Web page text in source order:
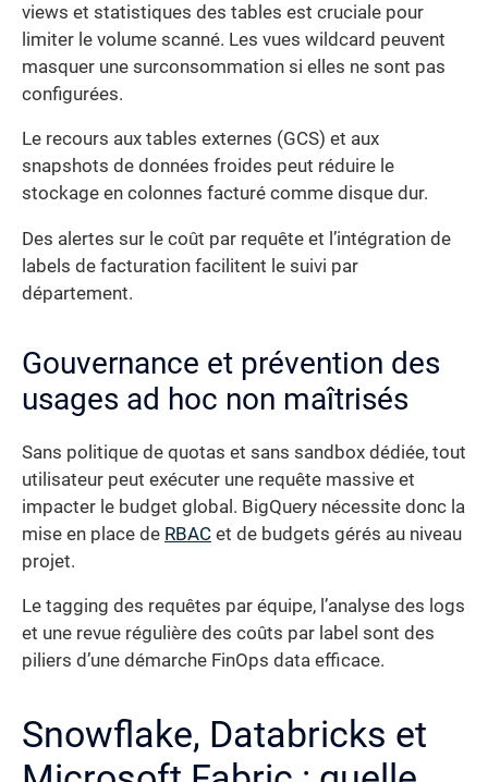
views et statistiques des tables est cruciale pour
limiter le volume scanné. Les vues wildcard peuvent
masquer une surconsommation si elles ne sont pas
configurées.
Le recours aux tables externes (GCS) et aux
snapshots de données froides peut réduire le
stockage en colonnes facturé comme disque dur.
Des alertes sur le coût par requête et l’intégration de
labels de facturation facilitent le suivi par
département.
Gouvernance et prévention des
usages ad hoc non maîtrisés
Sans politique de quotas et sans sandbox dédiée, tout
utilisateur peut exécuter une requête massive et
impacter le budget global. BigQuery nécessite donc la
mise en place de RBAC et de budgets gérés au niveau
projet.
Le tagging des requêtes par équipe, l’analyse des logs
et une revue régulière des coûts par label sont des
piliers d’une démarche FinOps data efficace.
Snowflake, Databricks et